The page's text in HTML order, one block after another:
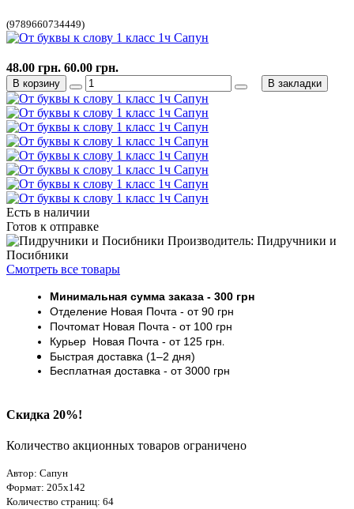
(9789660734449)
Есть в наличии
Готов к отправке
Производитель: Пидручники и
Посибники
Смотреть все товары
Минимальная сумма заказа - 300 грн
Отделение Новая Почта - от 90 грн
ПочтоматНовая Почта - от 100 грн
Курьер Новая Почта - от 125 грн.
Быстрая доставка (1–2 дня)
Бесплатная доставка - от 3000 грн
Скидка 20%!
Количество акционных товаров ограничено
Автор: Сапун
Формат: 205х142
Количество страниц: 64
48.00 грн. 60.00 грн.
В корзину В закладки